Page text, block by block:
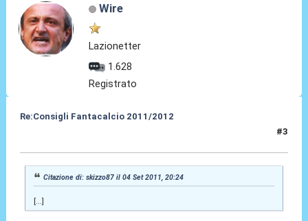
Wire
Lazionetter
1.628
Registrato
Re:Consigli Fantacalcio 2011/2012
#3
Citazione di: skizzo87 il 04 Set 2011, 20:24
[...]